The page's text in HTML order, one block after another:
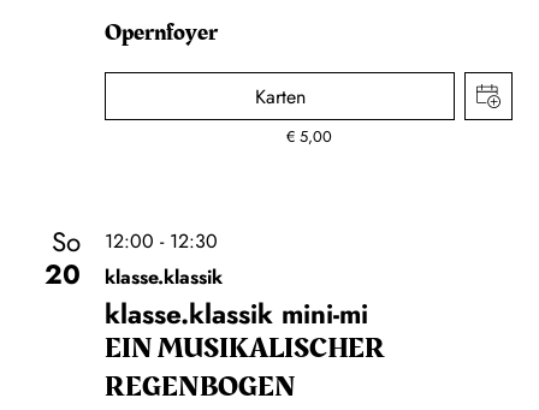
Opernfoyer
Karten
€ 5,00
So
20
12:00 - 12:30
klasse.klassik
klasse.klassik mini-mi
EIN MUSIKALISCHER
REGENBOGEN